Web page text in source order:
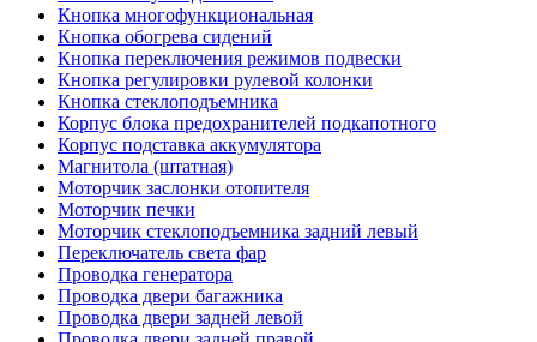
Кнопка многофункциональная
Кнопка обогрева сидений
Кнопка переключения режимов подвески
Кнопка регулировки рулевой колонки
Кнопка стеклоподъемника
Корпус блока предохранителей подкапотного
Корпус подставка аккумулятора
Магнитола (штатная)
Моторчик заслонки отопителя
Моторчик печки
Моторчик стеклоподъемника задний левый
Переключатель света фар
Проводка генератора
Проводка двери багажника
Проводка двери задней левой